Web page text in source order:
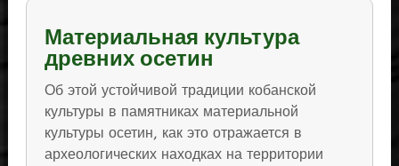
Материальная культура
древних осетин
Об этой устойчивой традиции кобанской
культуры в памятниках материальной
культуры осетин, как это отражается в
археологических находках на территории